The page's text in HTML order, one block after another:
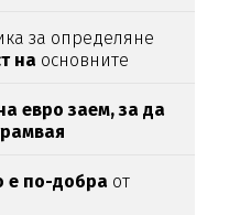
за определяне
на основните
евро заем, за да
е по-добра от